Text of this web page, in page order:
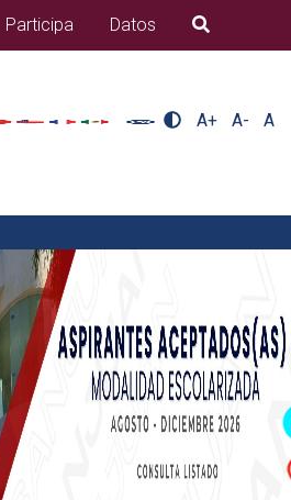
Participa Datos B�squeda
A+ A- A